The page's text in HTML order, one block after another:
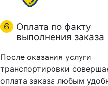
6
Оплата по факту
выполнения заказа
После оказания услуги
транспортировки
оплата заказа любым